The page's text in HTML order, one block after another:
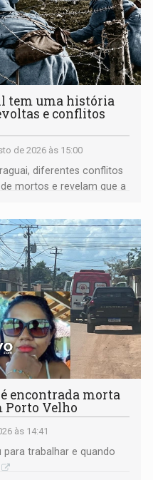
tem uma história
e conflitos
de 2026 às 15:00
diferentes conflitos
mortos e revelam que a
encontrada morta
Porto Velho
às 14:41
para trabalhar e quando